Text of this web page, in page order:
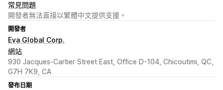
常見問題
開發者無法直接以繁體中文提供支援。
開發者
Eva Global Corp.
網站
930 Jacques-Cartier Street East, Office D-104, Chicoutimi, QC,
G7H 7K9, CA
發布日期